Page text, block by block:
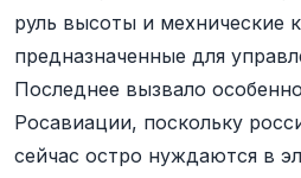
руль высоты и мехнические
предназначенные для
Последнее вызвало
Росавиации, поскольку
сейчас остро нуждаются в